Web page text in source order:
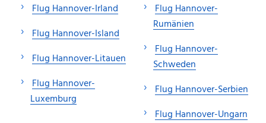
Flug Hannover-Irland
Flug Hannover-Island
Flug Hannover-Litauen
Flug Hannover-
Luxemburg
Flug Hannover-
Rumänien
Flug Hannover-
Schweden
Flug Hannover-Serbien
Flug Hannover-Ungarn